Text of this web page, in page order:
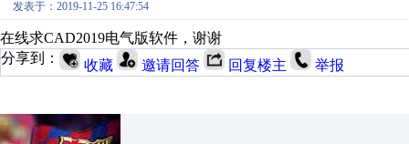
发表于：2019-11-25 16:47:54
在线求CAD2019电气版软件，谢谢
分享到：
收藏 邀请回答 回复楼主 举报